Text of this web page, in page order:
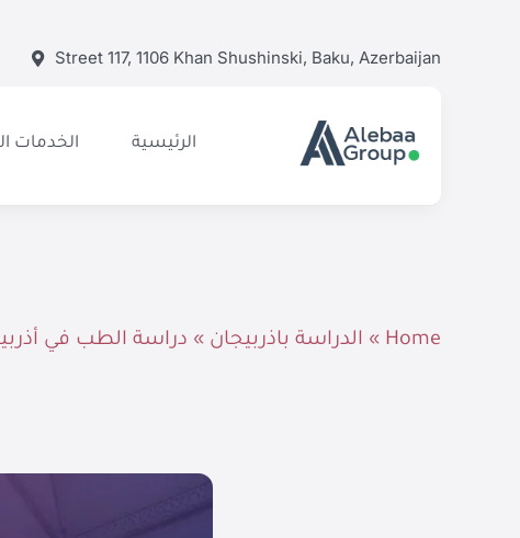
Street 117, 1106 Khan Shushinski, Baku, Azerbaijan
الرئيسية الخدمات
Home
» الدراسة باذربيجان » دراسة الطب في